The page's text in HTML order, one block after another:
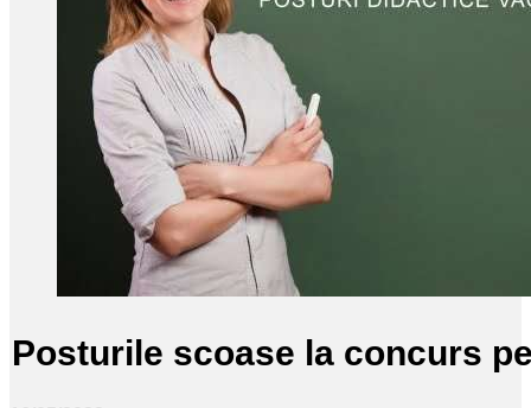
Posturile scoase la concurs